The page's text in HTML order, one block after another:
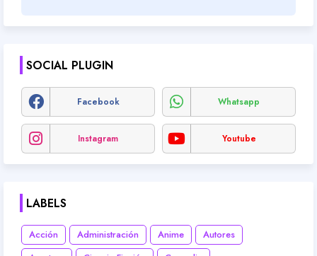
SOCIAL PLUGIN
Facebook Whatsapp
Instagram Youtube
LABELS
Acción Administración Anime
Autores